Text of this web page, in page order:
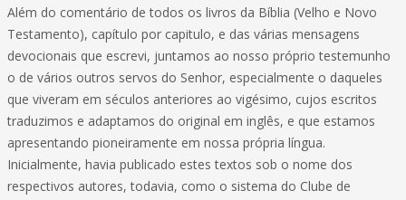
Além do comentário de todos os livros da Bíblia (Velho e Novo
Testamento), capítulo por capitulo, e das várias mensagens
devocionais que escrevi, juntamos ao nosso próprio testemunho
o de vários outros servos do Senhor, especialmente o daqueles
que viveram em séculos anteriores ao vigésimo, cujos escritos
traduzimos e adaptamos do original em inglês, e que estamos
apresentando pioneiramente em nossa própria língua.
Inicialmente, havia publicado estes textos sob o nome dos
respectivos autores, todavia, como o sistema do Clube de